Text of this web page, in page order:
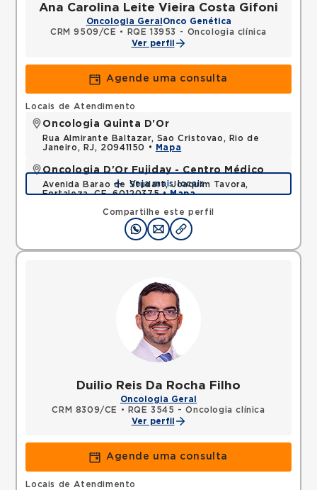
Ana Carolina Leite Vieira Costa Gifoni
Oncologia Geral Onco Genética
CRM 9509/CE •
RQE 13953 - Oncologia clínica
Ver perfil
Agende uma consulta
Compartilhe este perfil
Locais de Atendimento
Oncologia Quinta D'Or
Rua Almirante Baltazar, Sao Cristovao, Rio de
Janeiro, RJ, 20941150 •
Mapa
Oncologia D'Or Fujiday - Centro Médico
Avenida Barao de Studart, Joaquim Tavora,
Fortaleza, CE, 60120375 •Mapa
Veja mais locais
Duilio Reis Da Rocha Filho
Oncologia Geral
CRM 8309/CE
•
RQE 3545 - Oncologia clínica
Ver perfil
Agende uma consulta
Locais de Atendimento